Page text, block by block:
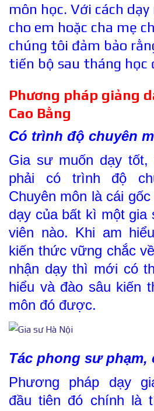
môn học. Với cách
cho em hoặc cha mẹ
chúng tôi đảm bảo
tiến bộ sau tháng học
Phương pháp giảng
Cao Bằng
Có trình độ chuyên
Gia sư muốn dạy tốt,
phải có trình độ
Chuyên môn là cái
dạy của bất kì một gia
viên nào. Khi am
kiến thức vững chắc
nhận dạy thì mới có
hiểu và đào sâu kiến
môn đó được.
Tác phong sư phạm,
Phương pháp dạy
đầu tiên đó chính là